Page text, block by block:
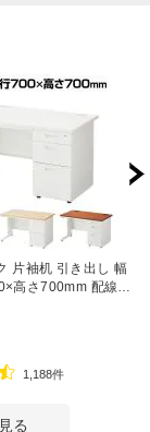
片袖机 引き出し 幅
高さ700mm 配線穴
デスク
1,188件
る